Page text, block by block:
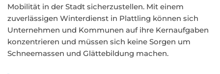
Mobilität in der Stadt sicherzustellen. Mit einem
zuverlässigen Winterdienst in Plattling können sich
Unternehmen und Kommunen auf ihre Kernaufgaben
konzentrieren und müssen sich keine Sorgen um
Schneemassen und Glättebildung machen.